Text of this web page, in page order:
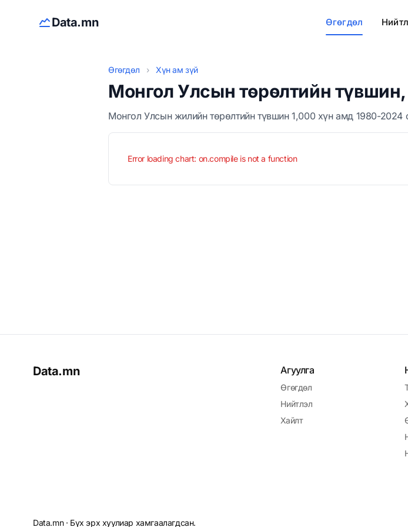
Data.mn Өгөгдөл
Өгөгдөл › Хүн ам зүй
Монгол Улсын төрөлтийн
Монгол Улсын жилийн төрөлтийн түвшин 1,000 хүн амд 1980-2024
Error loading chart: on.compile is not a function
Data.mn Агуулга
Өгөгдөл
Нийтлэл
Хайлт
Data.mn · Бүх эрх хуулиар хамгаалагдсан.